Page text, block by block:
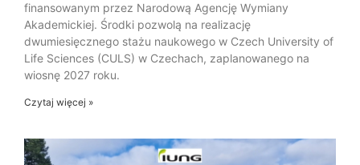
finansowanym przez Narodową Agencję Wymiany
Akademickiej. Środki pozwolą na realizację
dwumiesięcznego stażu naukowego w Czech University of
Life Sciences (CULS) w Czechach, zaplanowanego na
wiosnę 2027 roku.
Czytaj więcej »